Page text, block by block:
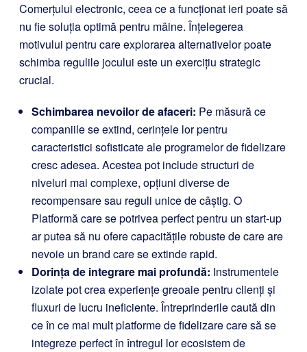
Comerțului electronic, ceea ce a funcționat ieri poate să
nu fie soluția optimă pentru mâine. Înțelegerea
motivului pentru care explorarea alternativelor poate
schimba regulile jocului este un exercițiu strategic
crucial.
Schimbarea nevoilor de afaceri: Pe măsură ce
companiile se extind, cerințele lor pentru
caracteristici sofisticate ale programelor de fidelizare
cresc adesea. Acestea pot include structuri de
niveluri mai complexe, opțiuni diverse de
recompensare sau reguli unice de câștig. O
Platformă care se potrivea perfect pentru un start-up
ar putea să nu ofere capacitățile robuste de care are
nevoie un brand care se extinde rapid.
Dorința de integrare mai profundă: Instrumentele
izolate pot crea experiențe greoaie pentru clienți și
fluxuri de lucru ineficiente. Întreprinderile caută din
ce în ce mai mult platforme de fidelizare care să se
integreze perfect în întregul lor ecosistem de